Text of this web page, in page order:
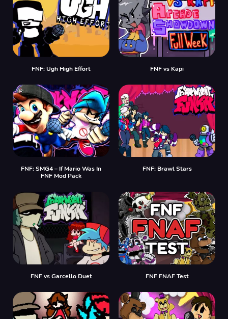
FNF: Ugh High Effort FNF vs Kapi
FNF: SMG4 – If Mario Was In
FNF Mod Pack
FNF: Brawl Stars
FNF vs Garcello Duet FNF FNAF Test